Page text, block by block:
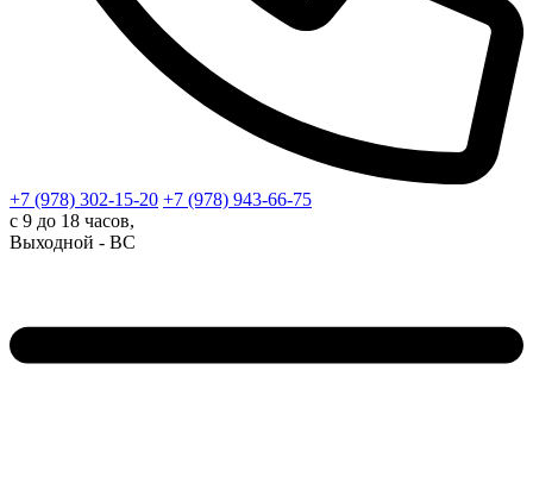
+7 (978) 302-15-20 +7 (978) 943-66-75
с 9 до 18 часов,
Выходной - ВС